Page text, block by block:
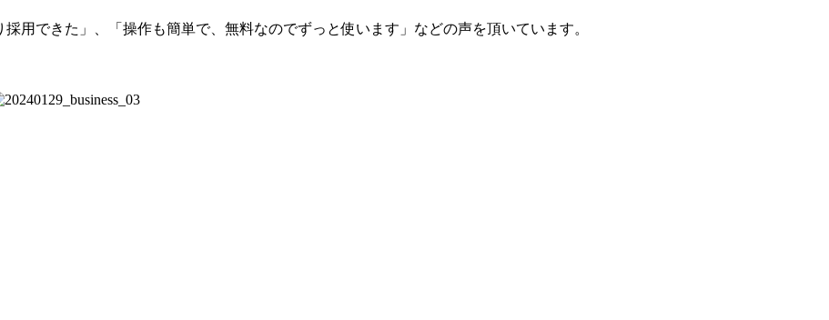
用できた」、「操作も簡単で、無料なのでずっと使います」などの声を頂いています。